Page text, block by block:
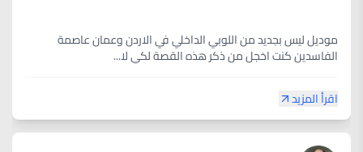
موديل ليس بجديد من اللوبي الداخلي في الاردن وعمان عاصمة
الفاسدين كنت اخجل من ذكر هذه القصة لكي لا...
اقرأ المزيد